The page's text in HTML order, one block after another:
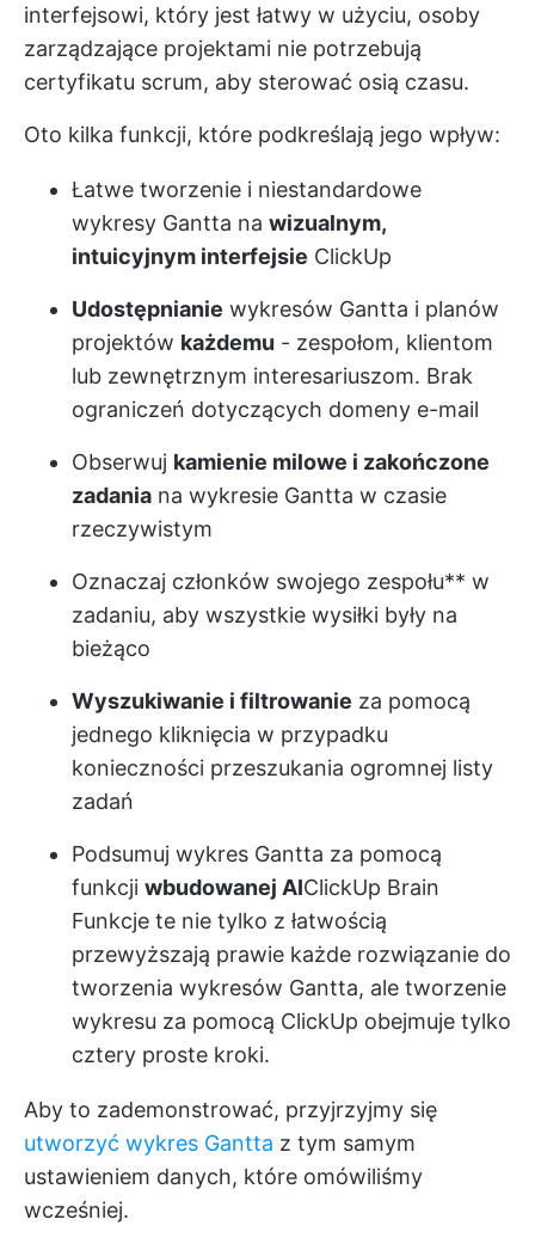
interfejsowi, który jest łatwy w użyciu, osoby
zarządzające projektami nie potrzebują
certyfikatu scrum, aby sterować osią czasu.
Oto kilka funkcji, które podkreślają jego wpływ:
Łatwe tworzenie i niestandardowe
wykresy Gantta na wizualnym,
intuicyjnym interfejsie ClickUp
Udostępnianie wykresów Gantta i planów
projektów każdemu - zespołom, klientom
lub zewnętrznym interesariuszom. Brak
ograniczeń dotyczących domeny e-mail
Obserwuj kamienie milowe i zakończone
zadania na wykresie Gantta w czasie
rzeczywistym
Oznaczaj członków swojego zespołu** w
zadaniu, aby wszystkie wysiłki były na
bieżąco
Wyszukiwanie i filtrowanie za pomocą
jednego kliknięcia w przypadku
konieczności przeszukania ogromnej listy
zadań
Podsumuj wykres Gantta za pomocą
funkcji wbudowanej AIClickUp Brain
Funkcje te nie tylko z łatwością
przewyższają prawie każde rozwiązanie do
tworzenia wykresów Gantta, ale tworzenie
wykresu za pomocą ClickUp obejmuje tylko
cztery proste kroki.
Aby to zademonstrować, przyjrzyjmy się
utworzyć wykres Gantta z tym samym
ustawieniem danych, które omówiliśmy
wcześniej.